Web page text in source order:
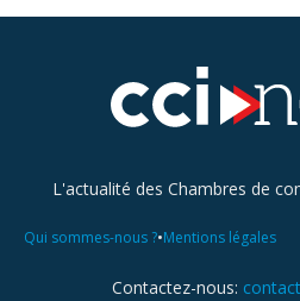
L'actualité des Chambres de
Qui sommes-nous ?•Mentions légales
Contactez-nous: